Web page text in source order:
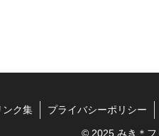
ンク集 プライバシーポリシー
© 2025 みき＊フ